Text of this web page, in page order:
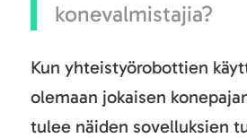
konevalmistajia?
Kun yhteistyörobottien
olemaan jokaisen
tulee näiden sovelluksien